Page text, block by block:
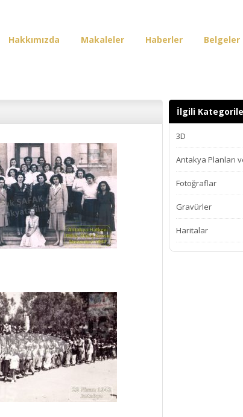
Hakkımızda Makaleler Haberler Belgeler
İlgili
3D
Antakya Planları
Fotoğraflar
Gravürler
Haritalar